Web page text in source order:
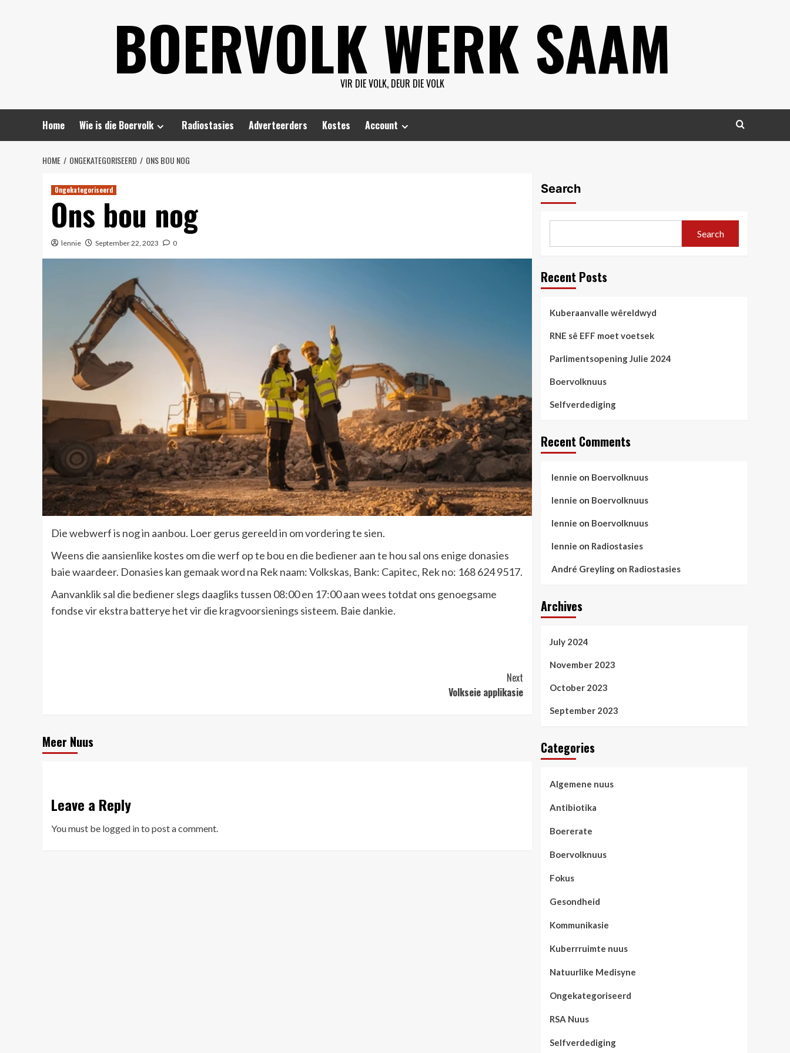
BOERVOLK WERK SAAM
VIR DIE VOLK, DEUR DIE VOLK
Home Wie is die Boervolk Radiostasies Adverteerders Kostes Account
HOME ONGEKATEGORISEERD ONS BOU NOG
Ongekategoriseerd
Ons bou nog
lennie September 22, 2023 0
Die webwerf is nog in aanbou. Loer gerus gereeld in om vordering te sien.
Weens die aansienlike kostes om die werf op te bou en die bediener aan te hou sal ons enige donasies
baie waardeer. Donasies kan gemaak word na Rek naam: Volkskas, Bank: Capitec, Rek no: 168 624 9517.
Aanvanklik sal die bediener slegs daagliks tussen 08:00 en 17:00 aan wees totdat ons genoegsame
fondse vir ekstra batterye het vir die kragvoorsienings sisteem. Baie dankie.
Next
Volkseie applikasie
Meer Nuus
Leave a Reply
You must be logged into post a comment.
Search
Search
Recent Posts
Kuberaanvalle wêreldwyd
RNE sê EFF moet voetsek
Parlimentsopening Julie 2024
Boervolknuus
Selfverdediging
Recent Comments
lennie on Boervolknuus
lennie on Boervolknuus
lennie on Boervolknuus
lennie on Radiostasies
André Greylingon Radiostasies
Archives
July 2024
November 2023
October 2023
September 2023
Categories
Algemene nuus
Antibiotika
Boererate
Boervolknuus
Fokus
Gesondheid
Kommunikasie
Kuberrruimte nuus
Natuurlike Medisyne
Ongekategoriseerd
RSA Nuus
Selfverdediging